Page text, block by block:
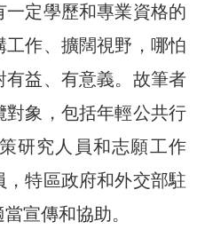
定學歷和專業資格的
作、擴闊視野，哪怕
有益、有意義。故筆者
象，包括年輕公共行
研究人員和志願工作
特區政府和外交部駐
宣傳和協助。